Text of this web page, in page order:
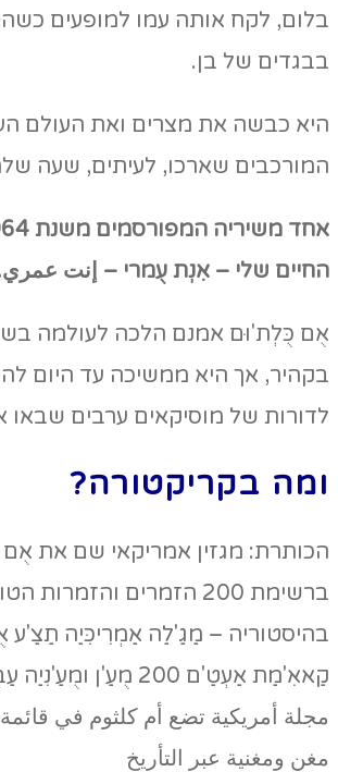
בלום, לקח אותה עמו למופעים
בבגדים של בן.
היא כבשה את מצרים ואת העולם
המורכבים שארכו, לעיתים, שעה
החיים שלי – אִנְת עֻמרי – إنت
בקהיר, אך היא ממשיכה עד היום
לדורות של מוסיקאים ערבים שבאו
ומה בקריקטורה?
הכותרת: מגזין אמריקאי שם את
ברשימת 200 הזמרים והזמרות
בהיסטוריה – מַגַ'לַה אַמְרִיכִּיַה תַצַ'ע
קַאאִ'מַת אַעְטַ'ם 200
مغن ومغنية عبر التأريخ